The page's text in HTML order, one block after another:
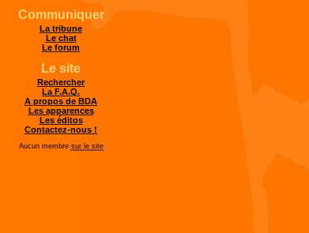
Communiquer
La tribune
Le chat
Le forum
Le site
Rechercher
La F.A.Q.
A propos de BDA
Les apparences
Les éditos
Contactez-nous !
Aucun membre sur le site